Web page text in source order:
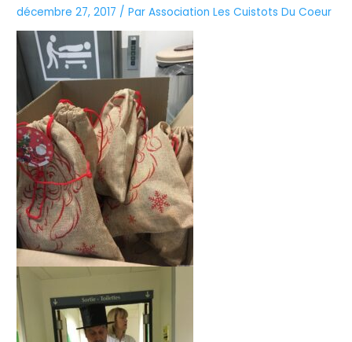
décembre 27, 2017 / ParAssociation Les Cuistots Du Coeur